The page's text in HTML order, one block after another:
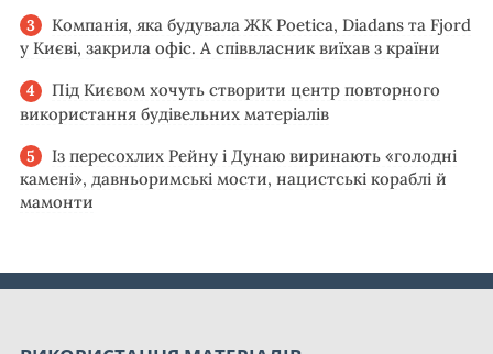
Компанія, яка будувала ЖК Poetica, Diadans та Fjord
у Києві, закрила офіс. А співвласник виїхав з країни
Під Києвом хочуть створити центр повторного
використання будівельних матеріалів
Із пересохлих Рейну і Дунаю виринають «голодні
камені», давньоримські мости, нацистські кораблі й
мамонти